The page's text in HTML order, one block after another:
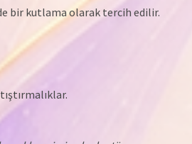
bir kutlama olarak tercih edilir.